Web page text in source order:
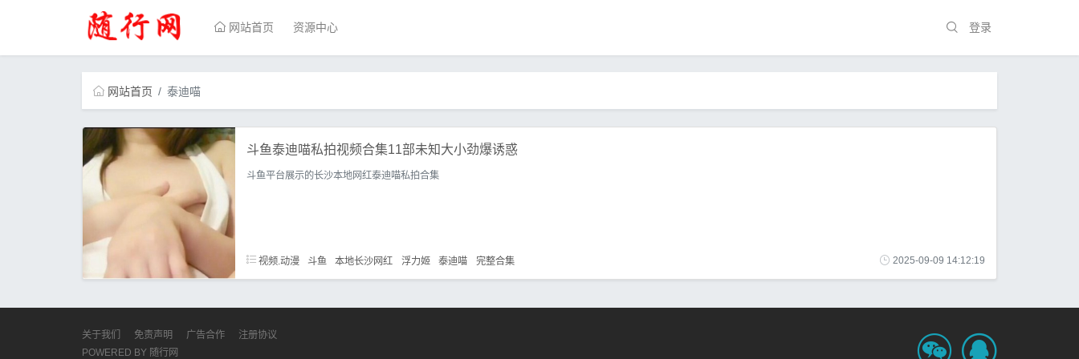
网站首页 资源中心 登录
网站首页 泰迪喵
斗鱼泰迪喵私拍视频合集11部未知大小劲爆诱惑
斗鱼平台展示的长沙本地网红泰迪喵私拍合集
视频.动漫 斗鱼 本地长沙网红 浮力姬 泰迪喵 完整合集 2025-09-09 14:12:19
关于我们 免责声明 广告合作
注册协议
POWERED BY 随行网